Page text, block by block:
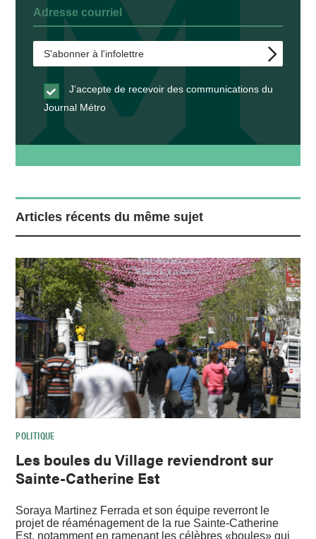
J’accepte de recevoir des communications du
Journal Métro
Articles récents du même sujet
POLITIQUE
Les boules du Village reviendront sur
Sainte-Catherine Est
Soraya Martinez Ferrada et son équipe reverront le
projet de réaménagement de la rue Sainte-Catherine
Est, notamment en ramenant les célèbres «boules» qui